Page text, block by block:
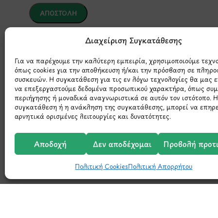
Διαχείριση Συγκατάθεσης
Για να παρέχουμε την καλύτερη εμπειρία, χρησιμοποιούμε
όπως cookies για την αποθήκευση ή/και την πρόσβαση σε
συσκευών. Η συγκατάθεση για τις εν λόγω τεχνολογίες θα μας
να επεξεργαστούμε δεδομένα προσωπικού χαρακτήρα, όπως
περιήγησης ή μοναδικά αναγνωριστικά σε αυτόν τον ιστότοπο.
συγκατάθεση ή η ανάκληση της συγκατάθεσης, μπορεί να
αρνητικά ορισμένες λειτουργίες και δυνατότητες.
Αποδοχή Δεν αποδέχομαι Προβολή
Πολιτική CookiesΠολιτική Απορρήτου
*Αυτός ο ιστότοπος προστατεύεται από το σύστημα reCAPTCHA
Μάθετε